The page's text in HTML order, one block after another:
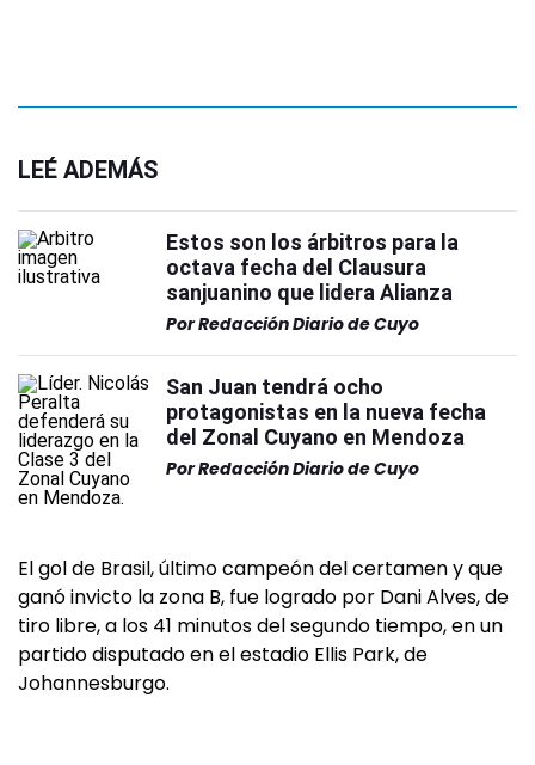
LEÉ ADEMÁS
Estos son los árbitros para la
octava fecha del Clausura
sanjuanino que lidera Alianza
PorRedacción Diario de Cuyo
San Juan tendrá ocho
protagonistas en la nueva fecha
del Zonal Cuyano en Mendoza
PorRedacción Diario de Cuyo
El gol de Brasil, último campeón del certamen y que
ganó invicto la zona B, fue logrado por Dani Alves, de
tiro libre, a los 41 minutos del segundo tiempo, en un
partido disputado en el estadio Ellis Park, de
Johannesburgo.